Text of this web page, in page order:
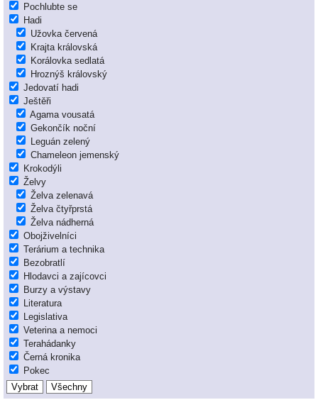
Pochlubte se
Hadi
Užovka červená
Krajta královská
Korálovka sedlatá
Hroznýš královský
Jedovatí hadi
Ještěři
Agama vousatá
Gekončík noční
Leguán zelený
Chameleon jemenský
Krokodýli
Želvy
Želva zelenavá
Želva čtyřprstá
Želva nádherná
Obojživelníci
Terárium a technika
Bezobratlí
Hlodavci a zajícovci
Burzy a výstavy
Literatura
Legislativa
Veterina a nemoci
Terahádanky
Černá kronika
Pokec